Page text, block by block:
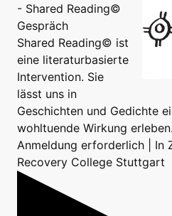
- Shared Reading©
Gespräch
Shared Reading© ist
eine literaturbasierte
Intervention. Sie
lässt uns in
Geschichten und Gedichte
wohltuende Wirkung erleben.
Anmeldung erforderlich | In
Recovery College Stuttgart